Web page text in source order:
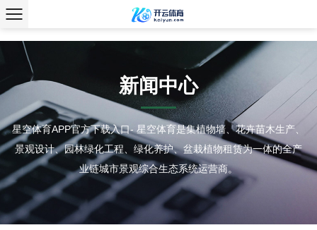
、
新闻中心
星空体育APP官方下载入口- 星空体育是集植物墙、花卉苗木生产、
景观设计、园林绿化工程、绿化养护、盆栽植物租赁为一体的全产
业链城市景观综合生态系统运营商。